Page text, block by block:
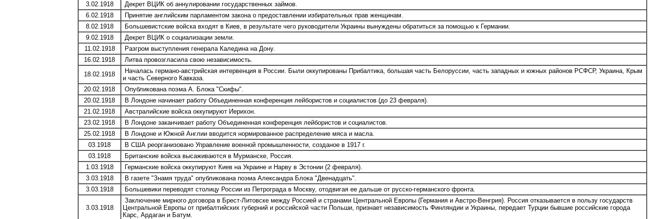
3.02.1918
Декрет ВЦИК об аннулировании государственных займов.
6.02.1918
Принятие английским парламентом закона о предоставлении избирательных прав женщинам.
8.02.1918
Большевистские войска входят в Киев, в результате чего руководители Украины вынуждены обратиться за помощью к Германии.
9.02.1918
Декрет ВЦИК о социализации земли.
11.02.1918
Разгром выступления генерала Каледина на Дону.
16.02.1918
Литва провозгласила свою независимость.
18.02.1918
Началась германо-австрийская интервенция в России. Были оккупированы Прибалтика, большая часть Белоруссии, часть западных и южных районов РСФСР, Украина, Крым
и часть Северного Кавказа.
20.02.1918
Опубликована поэма А. Блока "Скифы".
20.02.1918
В Лондоне начинает работу Объединенная конференция лейбористов и социалистов (до 23 февраля).
21.02.1918
Австралийские войска оккупируют Иерихон.
23.02.1918
В Лондоне заканчивает работу Объединенная конференция лейбористов и социалистов.
25.02.1918
В Лондоне и Южной Англии вводится нормированное распределение мяса и масла.
03.1918
В США реорганизовано Управление военной промышленности, созданое в 1917 г.
03.1918
Британские войска высаживаются в Мурманске, Россия.
1.03.1918
Германские войска оккупируют Киев на Украине и Нарву в Эстонии (2 февраля).
3.03.1918
В газете "Знамя труда" опубликована поэма Александра Блока "Двенадцать".
3.03.1918
Большевики переводят столицу России из Петрограда в Москву, отодвигая ее дальше от русско-германского фронта.
3.03.1918
Заключение мирного договора в Брест-Литовске между Россией и странами Центральной Европы (Германия и Австро-Венгрия). Россия отказывается в пользу государств
Центральной Европы от прибалтийских губерний и российской части Польши, признает независимость Финляндии и Украины, передает Турции бывшие российские города
Карс, Ардаган и Батум.